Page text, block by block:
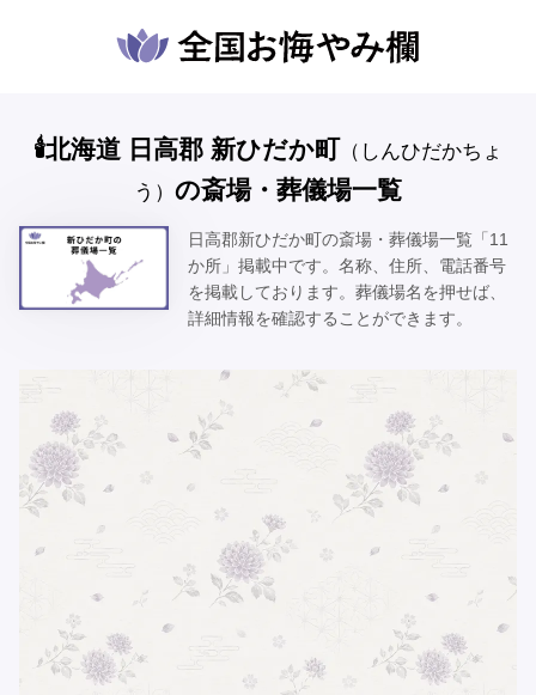
🕯️北海道 日高郡 新ひだか町 （しんひだかちょ
う） の斎場・葬儀場一覧
日高郡新ひだか町の斎場・葬儀場一覧「11
か所」掲載中です。名称、住所、電話番号
を掲載しております。葬儀場名を押せば、
詳細情報を確認することができます。